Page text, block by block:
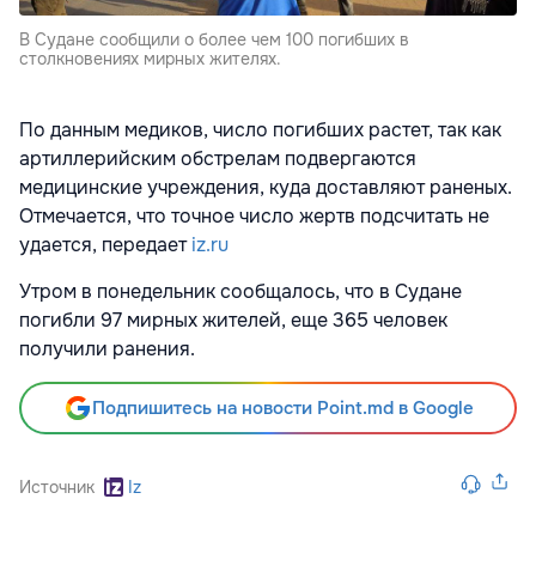
В Судане сообщили о более чем 100 погибших в
столкновениях мирных жителях.
По данным медиков, число погибших растет, так как
артиллерийским обстрелам подвергаются
медицинские учреждения, куда доставляют раненых.
Отмечается, что точное число жертв подсчитать не
удается, передаетiz.ru
Утром в понедельник сообщалось, что в Судане
погибли 97 мирных жителей, еще 365 человек
получили ранения.
Подпишитесь на новости Point.md в Google
Источник Iz